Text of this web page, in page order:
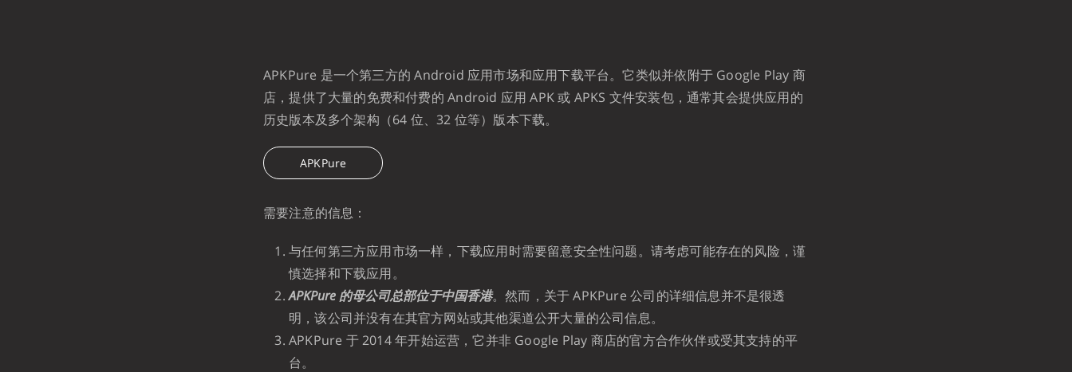
APKPure 是一个第三方的 Android 应用市场和应用下载平台。它类似并依附于 Google Play 商
店，提供了大量的免费和付费的 Android 应用 APK 或 APKS 文件安装包，通常其会提供应用的
历史版本及多个架构（64 位、32 位等）版本下载。
APKPure
需要注意的信息：
与任何第三方应用市场一样，下载应用时需要留意安全性问题。请考虑可能存在的风险，谨
慎选择和下载应用。
APKPure 的母公司总部位于中国香港。然而，关于 APKPure 公司的详细信息并不是很透
明，该公司并没有在其官方网站或其他渠道公开大量的公司信息。
APKPure 于 2014 年开始运营，它并非 Google Play 商店的官方合作伙伴或受其支持的平
台。